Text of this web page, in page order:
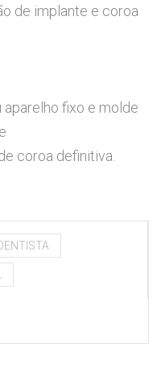
de implante e coroa
fixo e molde
coroa definitiva.